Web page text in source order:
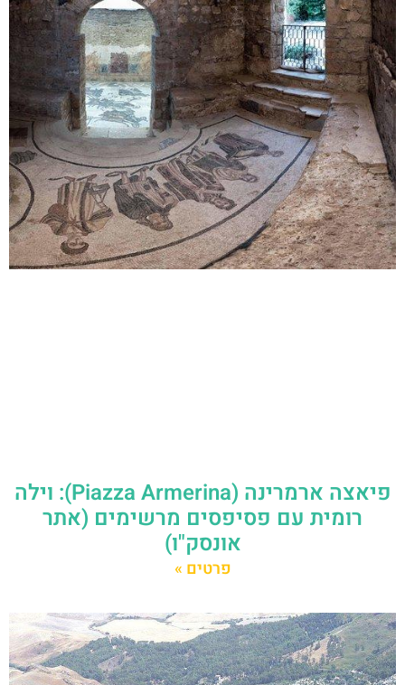
פיאצה ארמרינה (Piazza Armerina): וילה
רומית עם פסיפסים מרשימים (אתר
אונסק"ו)
פרטים »